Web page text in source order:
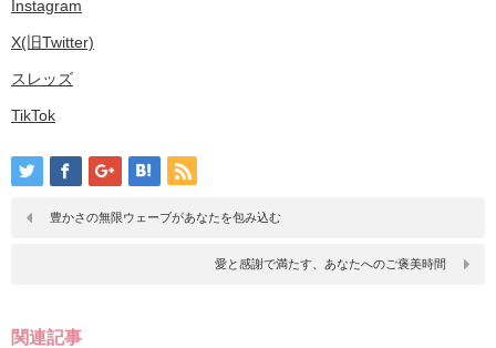
Instagram
X(旧Twitter)
スレッズ
TikTok
豊かさの無限ウェーブがあなたを包み込む
愛と感謝で満たす、あなたへのご褒美時間
関連記事